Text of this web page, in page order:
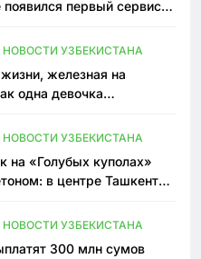
появился первый сервис
НОВОСТИ УЗБЕКИСТАНА
железная на
одна девочка
НОВОСТИ УЗБЕКИСТАНА
на «Голубых куполах»
в центре Ташкента
НОВОСТИ УЗБЕКИСТАНА
300 млн сумов